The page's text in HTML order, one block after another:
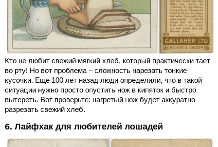
Кто не любит свежий мягкий хлеб, который практически тает
во рту! Но вот проблема – сложность нарезать тонкие
кусочки. Еще 100 лет назад люди определили, что в такой
ситуации нужно просто опустить нож в кипяток и быстро
вытереть. Вот проверьте: нагретый нож будет аккуратно
разрезать свежий хлеб.
6. Лайфхак для любителей лошадей